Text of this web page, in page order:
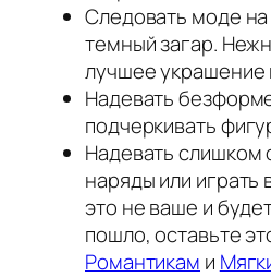
Следовать моде
темный загар.
лучшее
Надевать
подчеркивать
Надевать слишком
наряды или
это не ваше и
пошло, оставьте
Романтикам и